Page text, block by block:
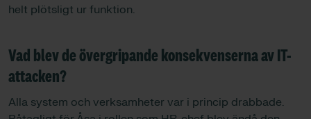
helt plötsligt ur funktion.
Vad blev de övergripande konsekvenserna av IT-
attacken?
Alla system och verksamheter var i princip drabbade.